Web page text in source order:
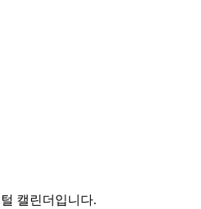
캘린더입니다.